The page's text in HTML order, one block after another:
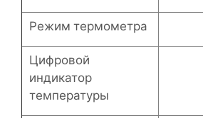
Режим термометра
Цифровой
индикатор
температуры